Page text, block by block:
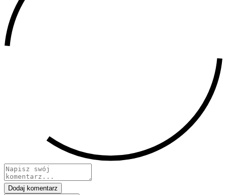
Dodaj komentarz